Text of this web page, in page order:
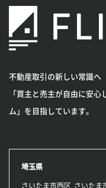
不動産取引の新しい常識へ
「買主と売主が自由に安
ム」を目指しています。
埼玉県
さいたま市西区 さいたま